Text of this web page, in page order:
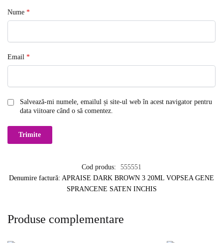
Nume *
Email *
Salvează-mi numele, emailul și site-ul web în acest navigator pentru
data viitoare când o să comentez.
Cod produs:
555551
Denumire factură: APRAISE DARK BROWN 3 20ML VOPSEA GENE
SPRANCENE SATEN INCHIS
Produse complementare